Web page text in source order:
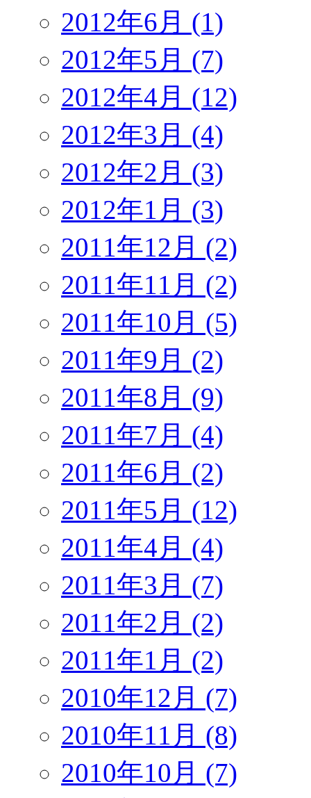
2012年6月 (1)
2012年5月 (7)
2012年4月 (12)
2012年3月 (4)
2012年2月 (3)
2012年1月 (3)
2011年12月 (2)
2011年11月 (2)
2011年10月 (5)
2011年9月 (2)
2011年8月 (9)
2011年7月 (4)
2011年6月 (2)
2011年5月 (12)
2011年4月 (4)
2011年3月 (7)
2011年2月 (2)
2011年1月 (2)
2010年12月 (7)
2010年11月 (8)
2010年10月 (7)